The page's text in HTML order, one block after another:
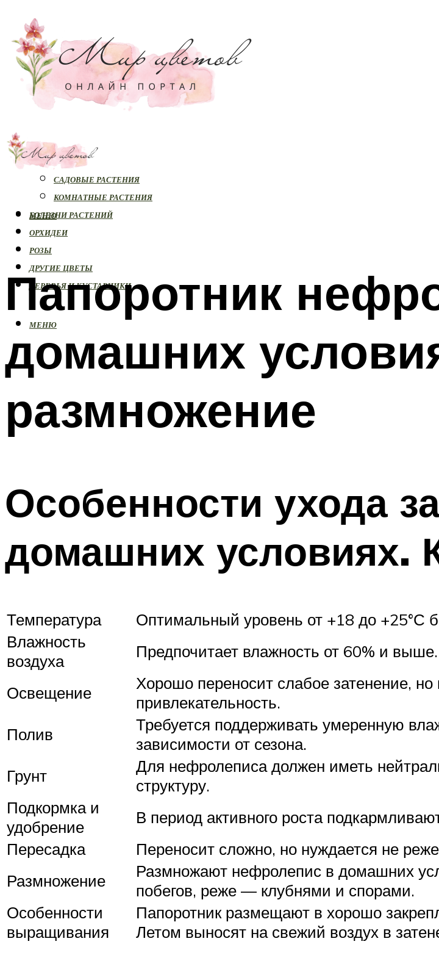
РАСТЕНИЯ
САДОВЫЕ РАСТЕНИЯ
КОМНАТНЫЕ РАСТЕНИЯ
БОЛЕЗНИ РАСТЕНИЙ
ОРХИДЕИ
РОЗЫ
ДРУГИЕ ЦВЕТЫ
ДЕРЕВЬЯ И КУСТАРНИКИ
МЕНЮ
МЕНЮ
Папоротник
домашних
размножение
Особенности ухода
домашних условиях.
Температура
Оптимальный уровень от +18 до +25°С
Влажность
воздуха
Предпочитает влажность от 60% и выше.
Освещение
Хорошо переносит слабое затенение, но
привлекательность.
Полив
Требуется поддерживать умеренную
зависимости от сезона.
Грунт
Для нефролеписа должен иметь
структуру.
Подкормка и
удобрение
В период активного роста
Пересадка
Переносит сложно, но нуждается не
Размножение
Размножают нефролепис в домашних
побегов, реже — клубнями и спорами.
Особенности
выращивания
Папоротник размещают в хорошо
Летом выносят на свежий воздух в